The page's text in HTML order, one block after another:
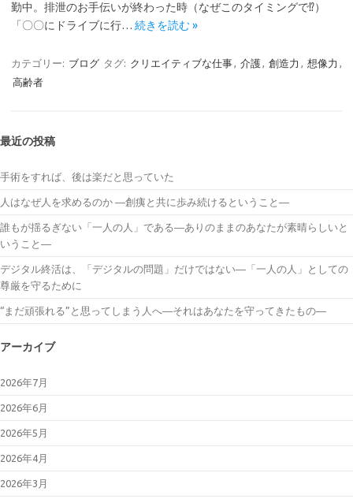
勤中。排泄のお手伝いが終わった時（なぜこのタイミングで⁉）
「〇〇にドライブに行… 続きを読む »
カテゴリー: ブログ タグ: クリエイティブな仕事, 介護, 創造力 , 想像力 ,
高齢者
最近の投稿
手術をすれば、後は楽だと思っていた
人はなぜ人を求めるのか ―創痍と共に歩み続けるということ―
誰もが揺るぎない「一人の人」である―ありのままのあなたが素晴らしいと
いうこと―
デジタル終活は、「デジタルの問題」だけではない―「一人の人」としての
尊厳を守るために
“まだ頑張れる”と思ってしまう人へ―それはあなたを守ってきたもの―
アーカイブ
2026年7月
2026年6月
2026年5月
2026年4月
2026年3月